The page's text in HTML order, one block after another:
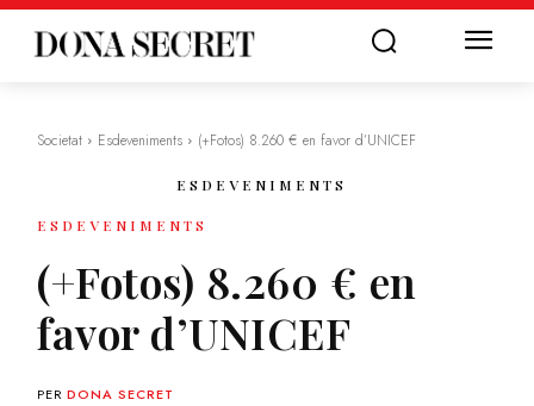
Societat Esdeveniments (+Fotos) 8.260 € en favor d’UNICEF
ESDEVENIMENTS
ESDEVENIMENTS
(+Fotos) 8.260 € en
favor d’UNICEF
PER DONA SECRET